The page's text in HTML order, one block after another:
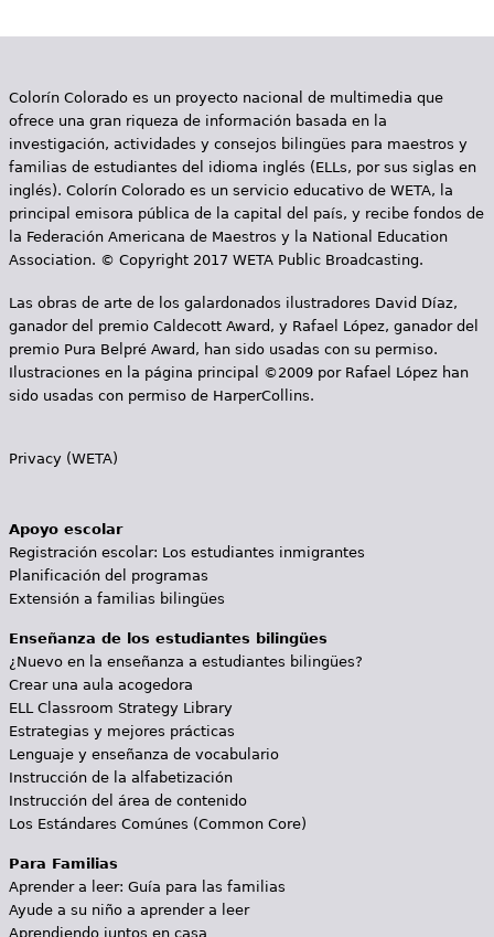
t
á
a
q
u
í
Colorín Colorado es un proyecto nacional de multimedia que
ofrece una gran riqueza de información basada en la
investigación, actividades y consejos bilingües para maestros y
familias de estudiantes del idioma inglés (ELLs, por sus siglas en
inglés). Colorín Colorado es un servicio educativo de WETA, la
principal emisora pública de la capital del país, y recibe fondos de
la Federación Americana de Maestros y la National Education
Association. © Copyright 2017 WETA Public Broadcasting.
Las obras de arte de los galardonados ilustradores David Díaz,
ganador del premio Caldecott Award, y Rafael López, ganador del
premio Pura Belpré Award, han sido usadas con su permiso.
Ilustraciones en la página principal ©2009 por Rafael López han
sido usadas con permiso de HarperCollins.
Privacy (WETA)
Apoyo escolar
Registración escolar: Los estudiantes inmigrantes
Planificación del programas
Extensión a familias bilingües
Enseñanza de los estudiantes bilingües
¿Nuevo en la enseñanza a estudiantes bilingües?
Crear una aula acogedora
ELL Classroom Strategy Library
Estrategias y mejores prácticas
Lenguaje y enseñanza de vocabulario
Instrucción de la alfabetización
Instrucción del área de contenido
Los Estándares Comúnes (Common Core)
Para Familias
Aprender a leer: Guía para las familias
Ayude a su niño a aprender a leer
Aprendiendo juntos en casa